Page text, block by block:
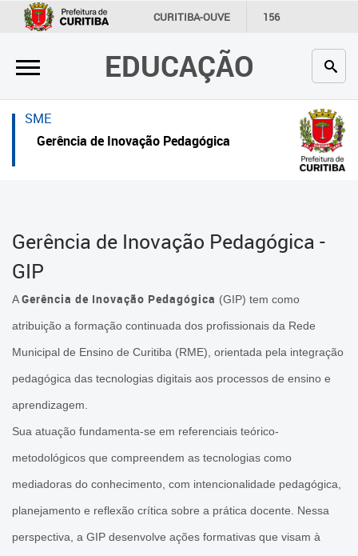
CURITIBA-OUVE 156
INFORMAÇÃO SECRETARIAS
EDUCAÇÃO
×
Inicial
Secretaria
Profissionais da educação
Contato
Links
úteis
Portal da Prefeitura de Curitiba
Cadastro Online
Portal ICS Instituto Curitiba de
Saúde
Portal do Servidor
×
Inicial
Inicial
Secretaria
Crianças e estudantes
Comunidade
Contato
Gerência de Inovação
Pedagógica - GIP
Aprendizagem Criativa
Educação Digital e
Farol do Saber e Inovação
SME
Gerência de Inovação Pedagógica
Gerência de Inovação Pedagógica -
GIP
AGerência de Inovação Pedagógica (GIP) tem como
atribuição a formação continuada dos profissionais da Rede
Municipal de Ensino de Curitiba (RME), orientada pela integração
pedagógica das tecnologias digitais aos processos de ensino e
aprendizagem.
Sua atuação fundamenta-se em referenciais teórico-
metodológicos que compreendem as tecnologias como
mediadoras do conhecimento, com intencionalidade pedagógica,
planejamento e reflexão crítica sobre a prática docente. Nessa
perspectiva, a GIP desenvolve ações formativas que visam à